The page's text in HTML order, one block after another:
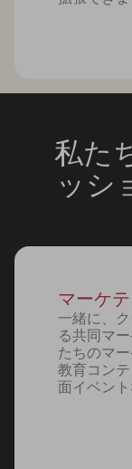
私た
ッシ
マーケ
一緒に、
る共同マ
たちのマ
教育コン
面イベン